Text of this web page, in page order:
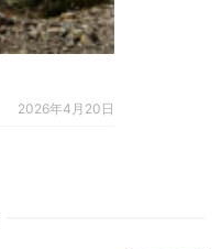
2026年4月20日